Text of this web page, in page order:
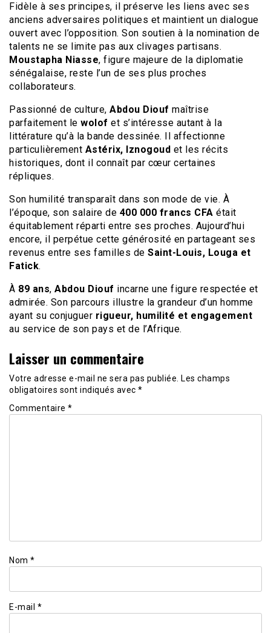
Fidèle à ses principes, il préserve les liens avec ses
anciens adversaires politiques et maintient un dialogue
ouvert avec l’opposition. Son soutien à la nomination de
talents ne se limite pas aux clivages partisans.
Moustapha Niasse, figure majeure de la diplomatie
sénégalaise, reste l’un de ses plus proches
collaborateurs.
Passionné de culture, Abdou Diouf maîtrise
parfaitement le wolof et s’intéresse autant à la
littérature qu’à la bande dessinée. Il affectionne
particulièrement Astérix, Iznogoud et les récits
historiques, dont il connaît par cœur certaines
répliques.
Son humilité transparaît dans son mode de vie. À
l’époque, son salaire de 400 000 francs CFA était
équitablement réparti entre ses proches. Aujourd’hui
encore, il perpétue cette générosité en partageant ses
revenus entre ses familles de Saint-Louis, Louga et
Fatick.
À 89 ans, Abdou Diouf incarne une figure respectée et
admirée. Son parcours illustre la grandeur d’un homme
ayant su conjuguer rigueur, humilité et engagement
au service de son pays et de l’Afrique.
Laisser un commentaire
Votre adresse e-mail ne sera pas publiée.
Les champs
obligatoires sont indiqués avec *
Commentaire *
Nom *
E-mail *